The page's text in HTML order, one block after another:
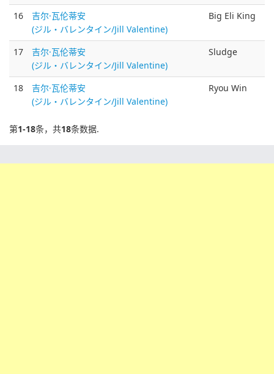
16
吉尔·瓦伦蒂安
(ジル・バレンタイン/Jill Valentine)
Big Eli King
17
吉尔·瓦伦蒂安
(ジル・バレンタイン/Jill Valentine)
Sludge
18
吉尔·瓦伦蒂安
(ジル・バレンタイン/Jill Valentine)
Ryou Win
第1-18条，共18条数据.